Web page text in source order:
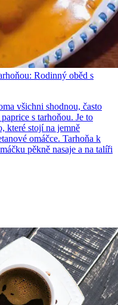
Rodinný oběd s
všichni shodnou, často
s tarhoňou. Je to
které stojí na jemně
omáčce. Tarhoňa k
pěkně nasaje a na talíři